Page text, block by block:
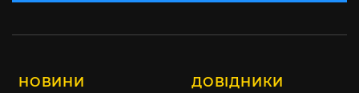
НОВИНИ ДОВІДНИКИ